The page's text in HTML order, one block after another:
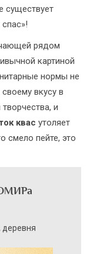
существует
рядом
картиной
нормы не
вкусу в
и
квас утоляет
смело пейте, это
деревня